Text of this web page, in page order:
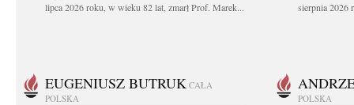
lipca 2026 roku, w wieku 82 lat, zmarł Prof. Marek...
sierpnia 2026
EUGENIUSZ BUTRUK CAŁA
POLSKA
POLSKA